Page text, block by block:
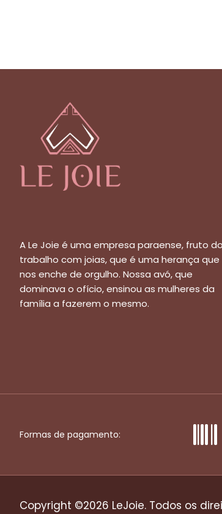
A Le Joie é uma empresa paraense, fruto do
trabalho com joias, que é uma herança que
nos enche de orgulho. Nossa avó, que
dominava o ofício, ensinou as mulheres da
família a fazerem o mesmo.
Formas de pagamento:
Copyright ©2026 LeJoie. Todos os